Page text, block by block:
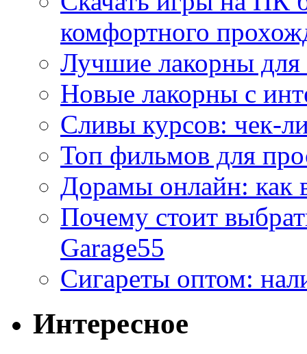
комфортного
Лучшие лакорны для
Новые лакорны с
Сливы курсов: чек-
Топ фильмов для
Дорамы онлайн: как
Почему стоит
Garage55
Сигареты оптом:
Интересное